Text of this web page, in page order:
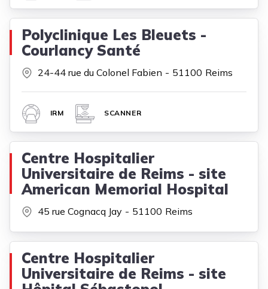
Polyclinique Les Bleuets -
Courlancy Santé
24-44 rue du Colonel Fabien 51100 Reims
IRM SCANNER
Centre Hospitalier
Universitaire de Reims - site
American Memorial Hospital
45 rue Cognacq Jay 51100 Reims
Centre Hospitalier
Universitaire de Reims - site